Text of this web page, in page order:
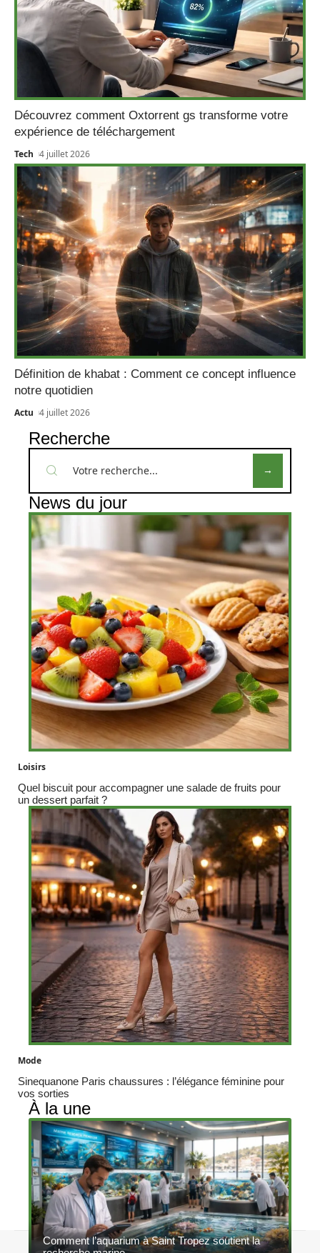
Découvrez comment Oxtorrent gs transforme votre
expérience de téléchargement
Tech 4 juillet 2026
Définition de khabat : Comment ce concept influence
notre quotidien
Actu 4 juillet 2026
Recherche
News du jour
Loisirs
Quel biscuit pour accompagner une salade de fruits pour
un dessert parfait ?
Mode
Sinequanone Paris chaussures : l’élégance féminine pour
vos sorties
À la une
Comment l’aquarium à Saint Tropez soutient la
Contact Mentions légales Sitemap